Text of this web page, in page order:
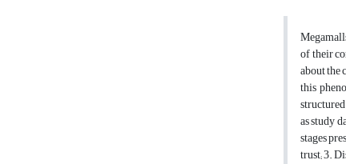
of their
about the
this
as study
stages
trust; 3.